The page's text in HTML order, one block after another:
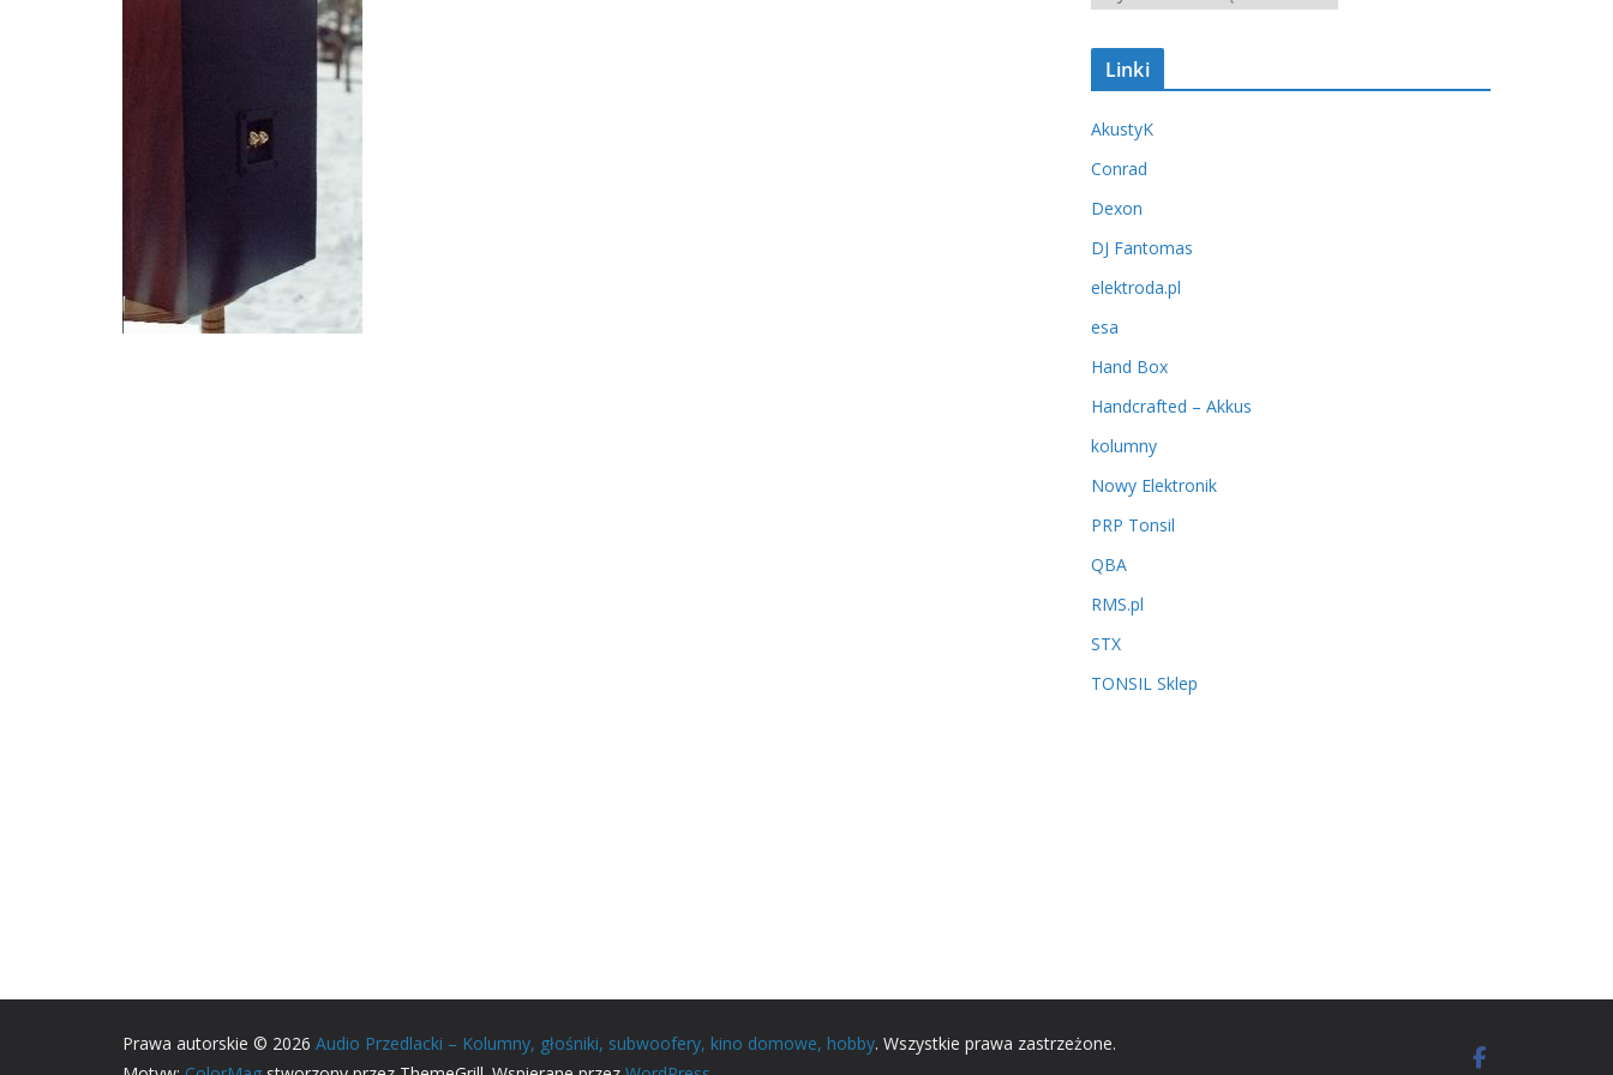
r
c
w
u
m
Linki
AkustyK
Conrad
Dexon
DJ Fantomas
elektroda.pl
esa
Hand Box
Handcrafted – Akkus
kolumny
Nowy Elektronik
PRP Tonsil
QBA
RMS.pl
STX
TONSIL Sklep
Prawa autorskie © 2026 Audio Przedlacki – Kolumny, głośniki, subwoofery, kino domowe, hobby. Wszystkie prawa zastrzeżone.